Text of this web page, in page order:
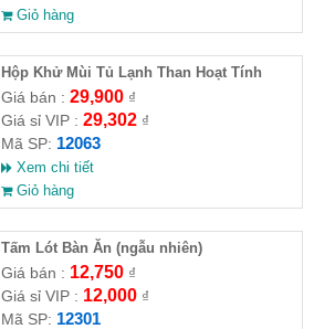
Giỏ hàng
Hộp Khử Mùi Tủ Lạnh Than Hoạt Tính
Nhật Bản 150
Giá bán : 29,900₫
Giá sỉ VIP : 29,302₫
Mã SP: 12063
Xem chi tiết
Giỏ hàng
Tấm Lót Bàn Ăn (ngẫu nhiên)
Giá bán : 12,750₫
Giá sỉ VIP : 12,000₫
Mã SP: 12301